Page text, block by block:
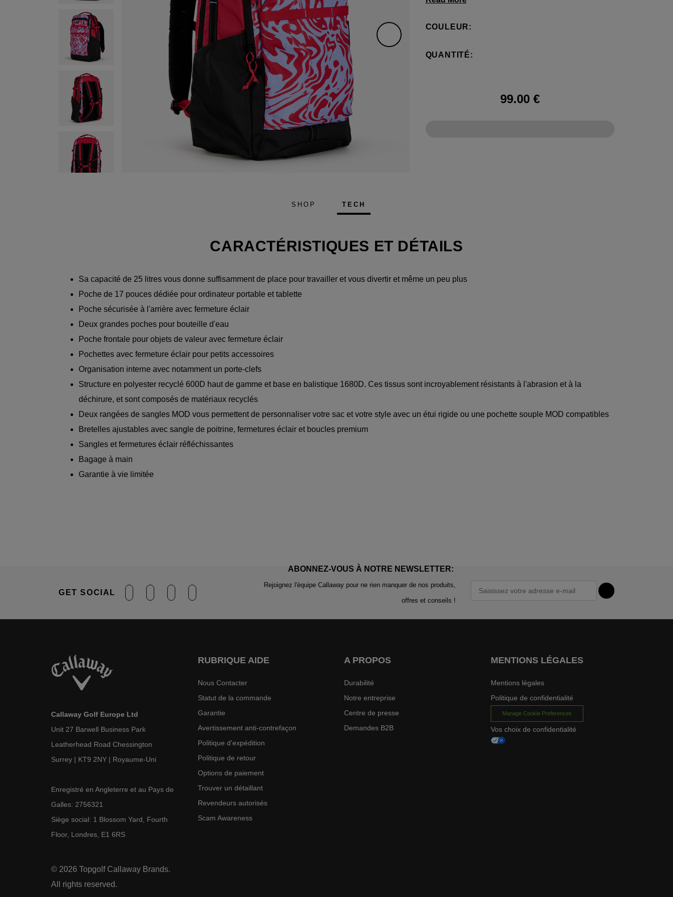
dont vous avez besoin sans compromettre votre
deux poches pour bouteille d’eau et d’une poche
Alpha est idéal pour vous échapper le temps d’un
COULEUR:
QUANTITÉ:
99.00 €
SHOP TECH
CARACTÉRISTIQUES ET DÉTAILS
Sa capacité de 25 litres vous donne suffisamment de place pour travailler et vous divertir et même un peu plus
Poche de 17 pouces dédiée pour ordinateur portable et tablette
Poche sécurisée à l'arrière avec fermeture éclair
Deux grandes poches pour bouteille d'eau
Poche frontale pour objets de valeur avec fermeture éclair
Pochettes avec fermeture éclair pour petits accessoires
Organisation interne avec notamment un porte-clefs
Structure en polyester recyclé 600D haut de gamme et base en balistique 1680D. Ces tissus sont incroyablement résistants à l'abrasion et à la
déchirure, et sont composés de matériaux recyclés
Deux rangées de sangles MOD vous permettent de personnaliser votre sac et votre style avec un étui rigide ou une pochette souple MOD compatibles
Bretelles ajustables avec sangle de poitrine, fermetures éclair et boucles premium
Sangles et fermetures éclair réfléchissantes
Bagage à main
Garantie à vie limitée
ABONNEZ-VOUS À NOTRE NEWSLETTER:
Rejoignez l'équipe Callaway pour ne rien manquer de nos produits,
offres et conseils !
GET SOCIAL
Callaway Golf Europe Ltd
Unit 27 Barwell Business Park
Leatherhead Road Chessington
Surrey | KT9 2NY | Royaume-Uni
Enregistré en Angleterre et au Pays de
Galles: 2756321
Siège social: 1 Blossom Yard, Fourth
Floor, Londres, E1 6RS
© 2026 Topgolf Callaway Brands.
All rights reserved.
RUBRIQUE AIDE
Nous Contacter
Statut de la commande
Garantie
Avertissement anti-contrefaçon
Politique d'expédition
Politique de retour
Options de paiement
Trouver un détaillant
Revendeurs autorisés
Scam Awareness
A PROPOS
Durabilité
Notre entreprise
Centre de presse
Demandes B2B
MENTIONS LÉGALES
Mentions légales
Politique de confidentialité
Manage Cookie Preferences
Vos choix de confidentialité